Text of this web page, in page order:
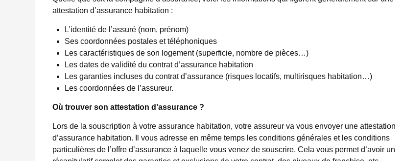
attestation d’assurance habitation :
L’identité de l’assuré (nom, prénom)
Ses coordonnées postales et téléphoniques
Les caractéristiques de son logement (superficie, nombre de pièces…)
Les dates de validité du contrat d’assurance habitation
Les garanties incluses du contrat d’assurance (risques locatifs, multirisques habitation…)
Les coordonnées de l’assureur.
Où trouver son attestation d’assurance ?
Lors de la souscription à votre assurance habitation, votre assureur va vous envoyer une attestation
d’assurance habitation. Il vous adresse en même temps les conditions générales et les conditions
particulières de l’offre d’assurance à laquelle vous venez de souscrire. Cela vous permet d’avoir un